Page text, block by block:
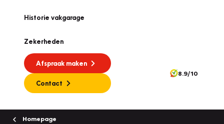
Historie vakgarage
Zekerheden
Afspraak maken
Contact
8.9/10
Homepage